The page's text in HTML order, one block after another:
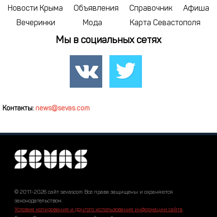
Новости Крыма Объявления Справочник
Афиша
Вечеринки
Мода Карта Севастополя
Мы в социальных сетях
Контакты: news@sevas.com
© 2011-2026 сайт sevascom Все права защищены и охраняются
законодательством.
Условия копирования и другого использования информации сайта.